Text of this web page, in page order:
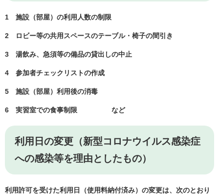
1 施設（部屋）の利用人数の制限
2 ロビー等の共用スペースのテーブル・椅子の間引き
3 湯飲み、急須等の備品の貸出しの中止
4 参加者チェックリストの作成
5 施設（部屋）利用後の消毒
6 実習室での食事制限 など
利用日の変更 （新型コロナウイルス感染症
への感染等を理由としたもの）
利用許可を受けた利用日（使用料納付済み）の変更は、次のとおり